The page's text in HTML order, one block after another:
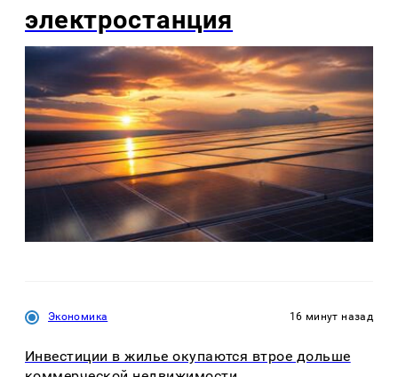
электростанция
Экономика 16 минут назад
Инвестиции в жилье окупаются втрое дольше